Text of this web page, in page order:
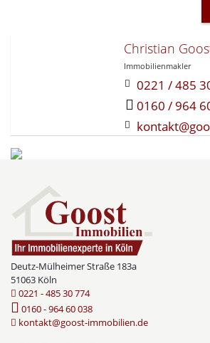
Christian
Immobilienmakler
0221 / 485
0160 / 964
Deutz-Mülheimer Straße 183a
51063 Köln
0221 - 485 30 774
0160 - 964 60 038
kontakt@goost-immobilien.de